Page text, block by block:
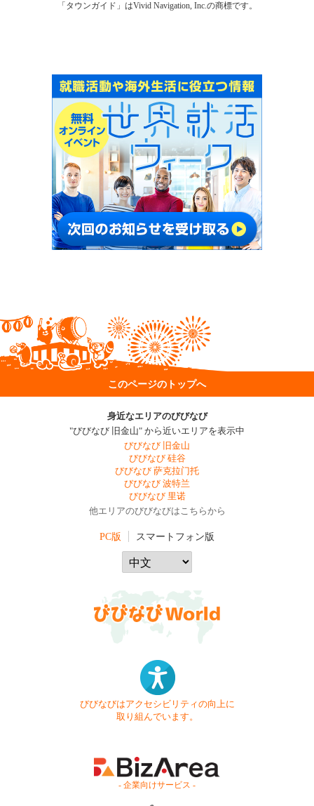
「タウンガイド」はVivid Navigation, Inc.の商標です。
このページのトップへ
身近なエリアのびびなび
"びびなび 旧金山" から近いエリアを表示中
びびなび 旧金山
びびなび 硅谷
びびなび 萨克拉门托
びびなび 波特兰
びびなび 里诺
他エリアのびびなびはこちらから
PC版 スマートフォン版
びびなびはアクセシビリティの向上に
取り組んでいます。
- 企業向けサービス -